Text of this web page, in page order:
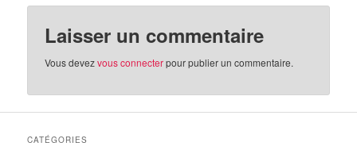
Laisser un commentaire
Vous devezvous connecterpour publier un commentaire.
CATÉGORIES